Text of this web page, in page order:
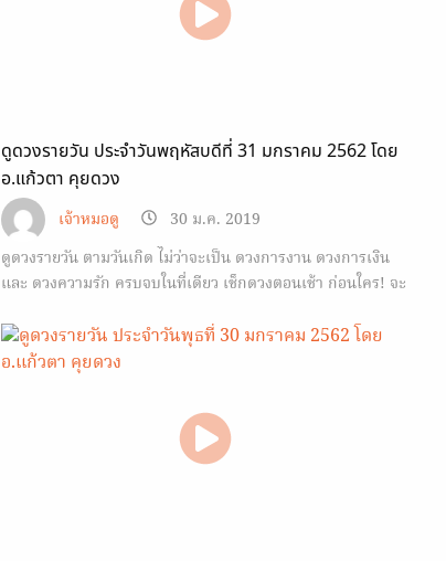
ดูดวงรายวัน ประจำวันพฤหัสบดีที่ 31 มกราคม 2562 โดย
อ.แก้วตา คุยดวง
เจ้าหมอดู
30 ม.ค. 2019
ดูดวงรายวัน ตามวันเกิด ไม่ว่าจะเป็น ดวงการงาน ดวงการเงิน
และ ดวงความรัก ครบจบในที่เดียว เช็กดวงตอนเช้า ก่อนใคร! จะ